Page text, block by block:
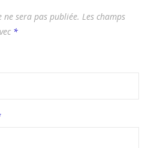
ne sera pas publiée. Les champs
*